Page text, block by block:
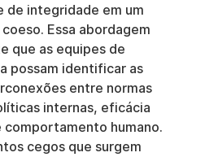
de integridade em um
Essa abordagem
que as equipes de
possam identificar as
entre normas
internas, eficácia
comportamento humano.
cegos que surgem